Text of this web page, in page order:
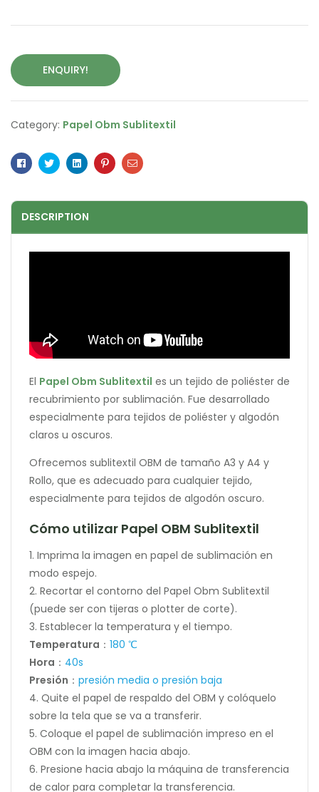
ENQUIRY!
Category: Papel Obm Sublitextil
Facebook
TwitterLinkedinPinterestEmail
DESCRIPTION
El Papel Obm Sublitextil es un tejido de poliéster de
recubrimiento por sublimación. Fue desarrollado
especialmente para tejidos de poliéster y algodón
claros u oscuros.
Ofrecemos sublitextil OBM de tamaño A3 y A4 y
Rollo, que es adecuado para cualquier tejido,
especialmente para tejidos de algodón oscuro.
Cómo utilizar Papel OBM Sublitextil
1. Imprima la imagen en papel de sublimación en
modo espejo.
2. Recortar el contorno del Papel Obm Sublitextil
(puede ser con tijeras o plotter de corte).
3. Establecer la temperatura y el tiempo.
Temperatura ： 180 ℃
Hora ： 40s
Presión ： presión media o presión baja
4. Quite el papel de respaldo del OBM y colóquelo
sobre la tela que se va a transferir.
5. Coloque el papel de sublimación impreso en el
OBM con la imagen hacia abajo.
6. Presione hacia abajo la máquina de transferencia
de calor para completar la transferencia.